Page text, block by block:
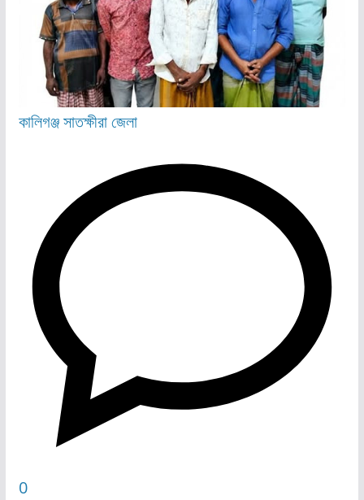
কালিগঞ্জসাতক্ষীরা জেলা
0